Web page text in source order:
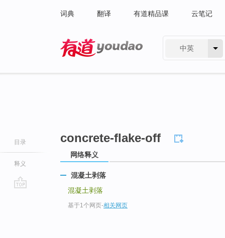
词典 翻译 有道精品课 云笔记
中英
目录
释义
concrete-flake-off
网络释义
混凝土剥落
混凝土剥落
基于1个网页-相关网页